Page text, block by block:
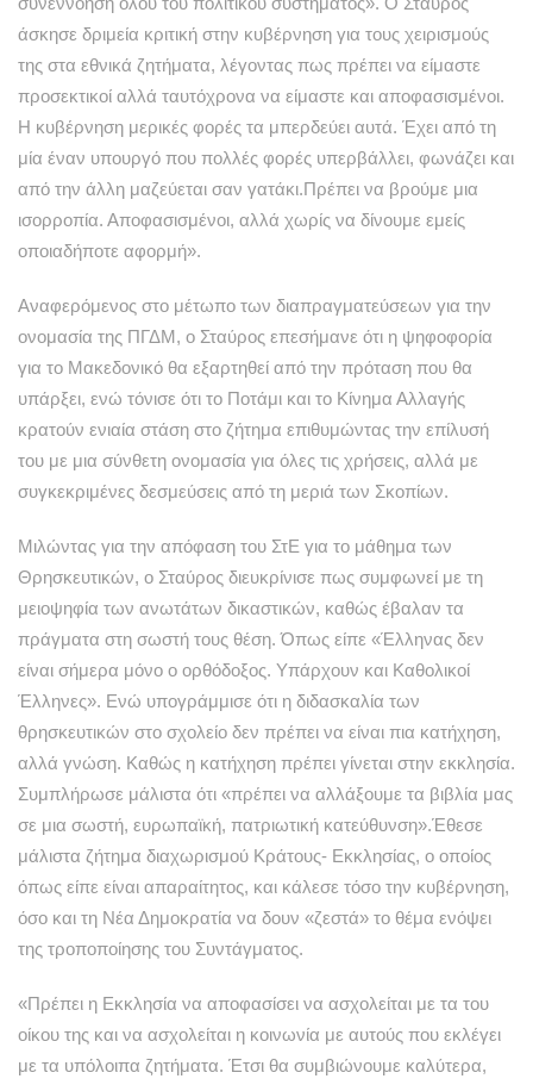
άσκησε δριμεία κριτική στην κυβέρνηση για τους χειρισμούς
της στα εθνικά ζητήματα, λέγοντας πως πρέπει να είμαστε
προσεκτικοί αλλά ταυτόχρονα να είμαστε και αποφασισμένοι.
Η κυβέρνηση μερικές φορές τα μπερδεύει αυτά. Έχει από τη
μία έναν υπουργό που πολλές φορές υπερβάλλει, φωνάζει και
από την άλλη μαζεύεται σαν γατάκι.Πρέπει να βρούμε μια
ισορροπία. Αποφασισμένοι, αλλά χωρίς να δίνουμε εμείς
οποιαδήποτε αφορμή».
Αναφερόμενος στο μέτωπο των διαπραγματεύσεων για την
ονομασία της ΠΓΔΜ, ο Σταύρος επεσήμανε ότι η ψηφοφορία
για το Μακεδονικό θα εξαρτηθεί από την πρόταση που θα
υπάρξει, ενώ τόνισε ότι το Ποτάμι και το Κίνημα Αλλαγής
κρατούν ενιαία στάση στο ζήτημα επιθυμώντας την επίλυσή
του με μια σύνθετη ονομασία για όλες τις χρήσεις, αλλά με
συγκεκριμένες δεσμεύσεις από τη μεριά των Σκοπίων.
Μιλώντας για την απόφαση του ΣτΕ για το μάθημα των
Θρησκευτικών, ο Σταύρος διευκρίνισε πως συμφωνεί με τη
μειοψηφία των ανωτάτων δικαστικών, καθώς έβαλαν τα
πράγματα στη σωστή τους θέση. Όπως είπε «Έλληνας δεν
είναι σήμερα μόνο ο ορθόδοξος. Υπάρχουν και Καθολικοί
Έλληνες». Ενώ υπογράμμισε ότι η διδασκαλία των
θρησκευτικών στο σχολείο δεν πρέπει να είναι πια κατήχηση,
αλλά γνώση. Καθώς η κατήχηση πρέπει γίνεται στην εκκλησία.
Συμπλήρωσε μάλιστα ότι «πρέπει να αλλάξουμε τα βιβλία μας
σε μια σωστή, ευρωπαϊκή, πατριωτική κατεύθυνση».Έθεσε
μάλιστα ζήτημα διαχωρισμού Κράτους- Εκκλησίας, ο οποίος
όπως είπε είναι απαραίτητος, και κάλεσε τόσο την κυβέρνηση,
όσο και τη Νέα Δημοκρατία να δουν «ζεστά» το θέμα ενόψει
της τροποποίησης του Συντάγματος.
«Πρέπει η Εκκλησία να αποφασίσει να ασχολείται με τα του
οίκου της και να ασχολείται η κοινωνία με αυτούς που εκλέγει
με τα υπόλοιπα ζητήματα. Έτσι θα συμβιώνουμε καλύτερα,